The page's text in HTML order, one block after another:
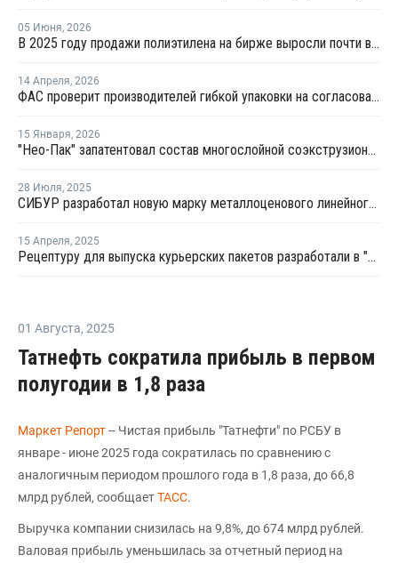
05 Июня, 2026
В 2025 году продажи полиэтилена на бирже выросли почти в 13 раз
14 Апреля, 2026
ФАС проверит производителей гибкой упаковки на согласованное повышение цен
15 Января, 2026
"Нео-Пак" запатентовал состав многослойной соэкструзионной пленки
28 Июля, 2025
СИБУР разработал новую марку металлоценового линейного полиэтилена
15 Апреля, 2025
Рецептуру для выпуска курьерских пакетов разработали в "СИБУР ПолиЛабе"
01 Августа, 2025
Татнефть сократила прибыль в первом
полугодии в 1,8 раза
Маркет Репорт-- Чистая прибыль "Татнефти" по РСБУ в
январе - июне 2025 года сократилась по сравнению с
аналогичным периодом прошлого года в 1,8 раза, до 66,8
млрд рублей, сообщаетТАСС.
Выручка компании снизилась на 9,8%, до 674 млрд рублей.
Валовая прибыль уменьшилась за отчетный период на